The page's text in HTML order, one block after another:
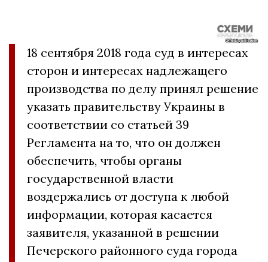
18 сентября 2018 года суд в интересах
сторон и интересах надлежащего
производства по делу принял решение
указать правительству Украины в
соответствии со статьей 39
Регламента на то, что он должен
обеспечить, чтобы органы
государственной власти
воздержались от доступа к любой
информации, которая касается
заявителя, указанной в решении
Печерского районного суда города